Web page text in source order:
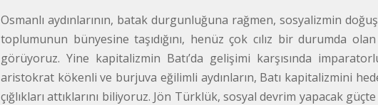
Osmanlı aydınlarının, batak durgunluğuna rağmen, sosyalizmin
toplumunun bünyesine taşıdığını, henüz çok cılız bir durumda
görüyoruz. Yine kapitalizmin Batı’da gelişimi karşısında
aristokrat kökenli ve burjuva eğilimli aydınların, Batı kapitalizmini
çığlıkları attıklarını biliyoruz. Jön Türklük, sosyal devrim yapacak